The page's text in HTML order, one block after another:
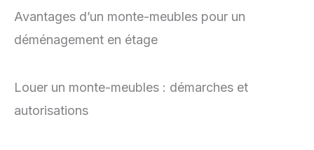
Avantages d’un monte-meubles pour un
déménagement en étage
Louer un monte-meubles : démarches et
autorisations